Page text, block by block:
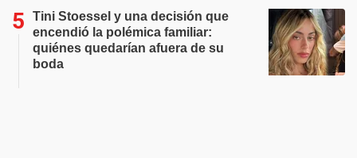
Tini Stoessel y una decisión que
encendió la polémica familiar:
quiénes quedarían afuera de su
boda